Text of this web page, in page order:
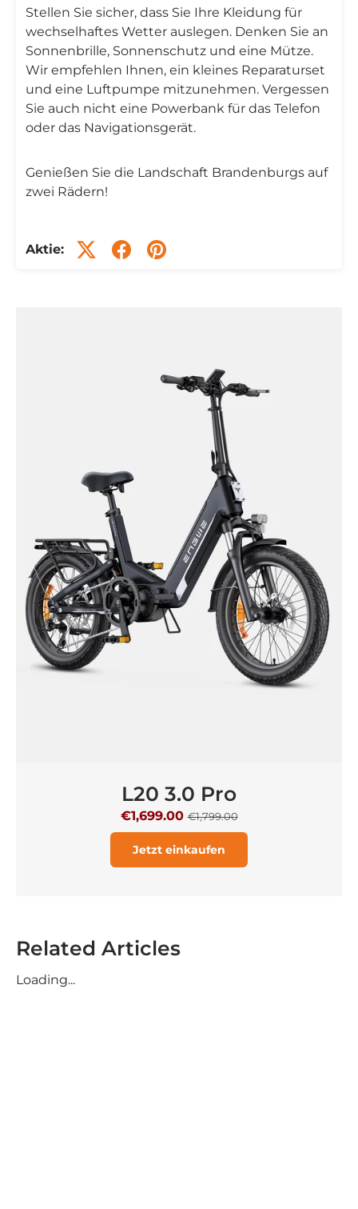
Stellen Sie sicher, dass Sie Ihre Kleidung für
wechselhaftes Wetter auslegen. Denken Sie an
Sonnenbrille, Sonnenschutz und eine Mütze.
Wir empfehlen Ihnen, ein kleines Reparaturset
und eine Luftpumpe mitzunehmen. Vergessen
Sie auch nicht eine Powerbank für das Telefon
oder das Navigationsgerät.
Genießen Sie die Landschaft Brandenburgs auf
zwei Rädern!
Aktie:
L20 3.0 Pro
€1,699.00€1,799.00
Jetzt einkaufen
Related Articles
Loading...